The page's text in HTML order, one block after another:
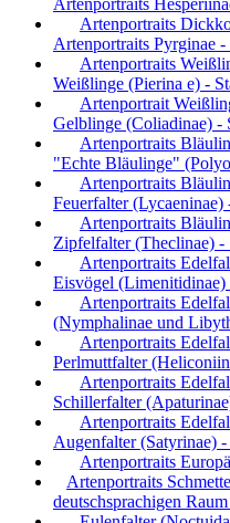
Artenportraits
Artenportraits
Artenportraits Pyrginae
Artenportraits
Weißlinge (Pierina e) -
Artenportrait
Gelblinge (Coliadinae) -
Artenportraits
"Echte Bläulinge"
Artenportraits
Feuerfalter (Lycaeninae)
Artenportraits
Zipfelfalter (Theclinae) -
Artenportraits
Eisvögel (Limenitidinae)
Artenportraits
(Nymphalinae und
Artenportraits
Perlmuttfalter
Artenportraits
Schillerfalter
Artenportraits
Augenfalter (Satyrinae)
Artenportraits
Artenportraits
deutschsprachigen